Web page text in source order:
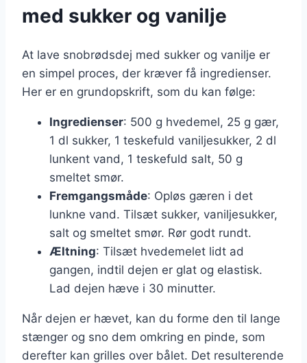
med sukker og vanilje
At lave snobrødsdej med sukker og vanilje er
en simpel proces, der kræver få ingredienser.
Her er en grundopskrift, som du kan følge:
Ingredienser: 500 g hvedemel, 25 g gær,
1 dl sukker, 1 teskefuld vaniljesukker, 2 dl
lunkent vand, 1 teskefuld salt, 50 g
smeltet smør.
Fremgangsmåde: Opløs gæren i det
lunkne vand. Tilsæt sukker, vaniljesukker,
salt og smeltet smør. Rør godt rundt.
Æltning: Tilsæt hvedemelet lidt ad
gangen, indtil dejen er glat og elastisk.
Lad dejen hæve i 30 minutter.
Når dejen er hævet, kan du forme den til lange
stænger og sno dem omkring en pinde, som
derefter kan grilles over bålet. Det resulterende